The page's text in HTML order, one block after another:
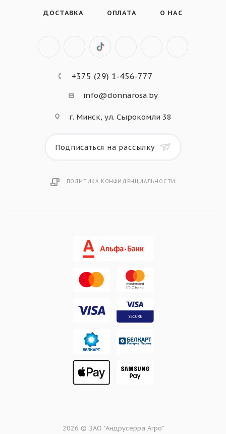
ДОСТАВКА ОПЛАТА О НАС
+375 (29) 1-456-777
info@donnarosa.by
г. Минск, ул. Сырокомли 38
Подписаться на рассылку
ПОЛИТИКА КОНФИДЕНЦИАЛЬНОСТИ
2026 © ЗАО "Андрусерра Агро"